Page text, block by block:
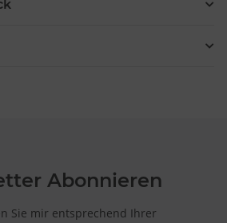
Abonnieren
Sie mir entsprechend Ihrer